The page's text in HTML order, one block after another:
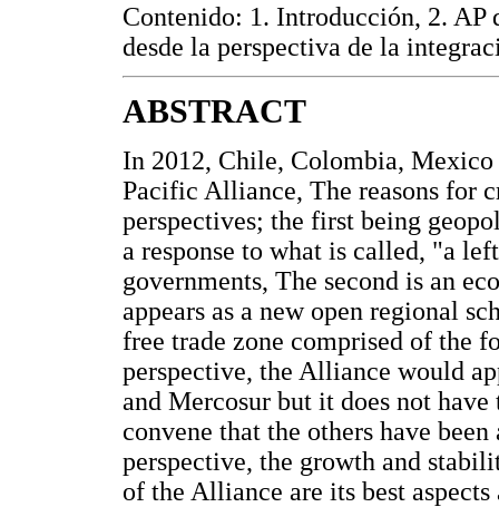
Contenido: 1. Introducción, 2. AP
desde la perspectiva de la
ABSTRACT
In 2012, Chile, Colombia, Mexico
Pacific Alliance, The reasons for
perspectives; the first being
a response to what is called, "a
governments, The second is an
appears as a new open regional
free trade zone comprised of the
perspective, the Alliance would
and Mercosur but it does not
convene that the others have
perspective, the growth and
of the Alliance are its best